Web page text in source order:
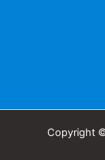
Copyright